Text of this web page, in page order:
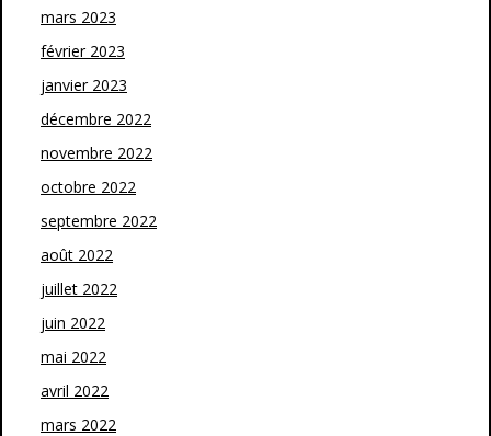
mars 2023
février 2023
janvier 2023
décembre 2022
novembre 2022
octobre 2022
septembre 2022
août 2022
juillet 2022
juin 2022
mai 2022
avril 2022
mars 2022